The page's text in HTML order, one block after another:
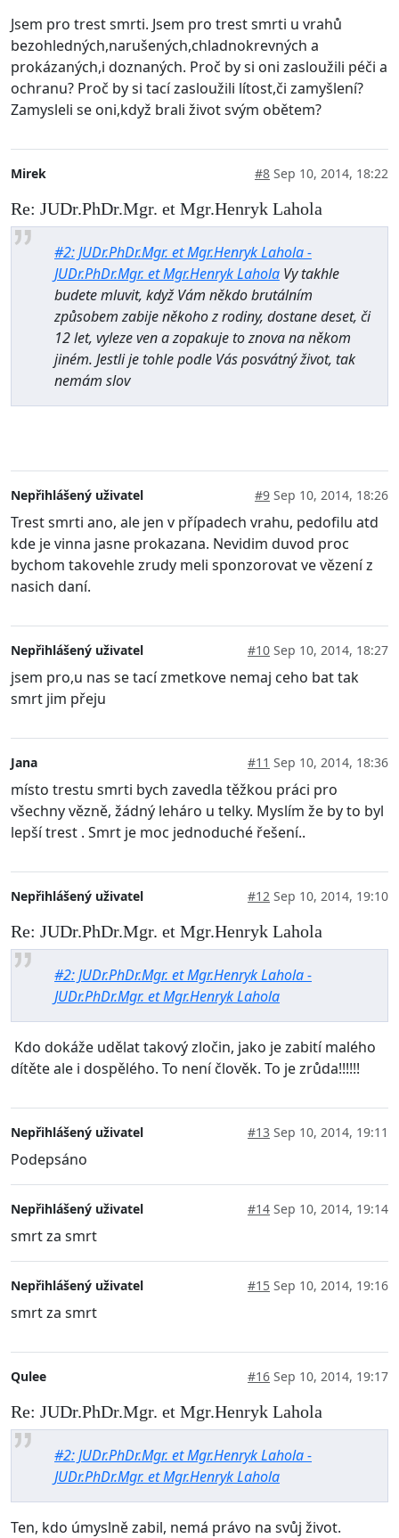
Jsem pro trest smrti. Jsem pro trest smrti u vrahů
bezohledných,narušených,chladnokrevných a
prokázaných,i doznaných. Proč by si oni zasloužili péči a
ochranu? Proč by si tací zasloužili lítost,či zamyšlení?
Zamysleli se oni,když brali život svým obětem?
Mirek #8 Sep 10, 2014, 18:22
Re: JUDr.PhDr.Mgr. et Mgr.Henryk Lahola
#2: JUDr.PhDr.Mgr. et Mgr.Henryk Lahola -
JUDr.PhDr.Mgr. et Mgr.Henryk Lahola Vy takhle
budete mluvit, když Vám někdo brutálním
způsobem zabije někoho z rodiny, dostane deset, či
12 let, vyleze ven a zopakuje to znova na někom
jiném. Jestli je tohle podle Vás posvátný život, tak
nemám slov
Nepřihlášený uživatel #9 Sep 10, 2014, 18:26
Trest smrti ano, ale jen v případech vrahu, pedofilu atd
kde je vinna jasne prokazana. Nevidim duvod proc
bychom takovehle zrudy meli sponzorovat ve vězení z
nasich daní.
Nepřihlášený uživatel #10 Sep 10, 2014, 18:27
jsem pro,u nas se tací zmetkove nemaj ceho bat tak
smrt jim přeju
Jana #11 Sep 10, 2014, 18:36
místo trestu smrti bych zavedla těžkou práci pro
všechny vězně, žádný leháro u telky. Myslím že by to byl
lepší trest . Smrt je moc jednoduché řešení..
Nepřihlášený uživatel #12 Sep 10, 2014, 19:10
Re: JUDr.PhDr.Mgr. et Mgr.Henryk Lahola
#2: JUDr.PhDr.Mgr. et Mgr.Henryk Lahola -
JUDr.PhDr.Mgr. et Mgr.Henryk Lahola
Kdo dokáže udělat takový zločin, jako je zabití malého
dítěte ale i dospělého. To není člověk. To je zrůda!!!!!!
Nepřihlášený uživatel #13 Sep 10, 2014, 19:11
Podepsáno
Nepřihlášený uživatel #14 Sep 10, 2014, 19:14
smrt za smrt
Nepřihlášený uživatel #15 Sep 10, 2014, 19:16
smrt za smrt
Qulee #16 Sep 10, 2014, 19:17
Re: JUDr.PhDr.Mgr. et Mgr.Henryk Lahola
#2: JUDr.PhDr.Mgr. et Mgr.Henryk Lahola -
JUDr.PhDr.Mgr. et Mgr.Henryk Lahola
Ten, kdo úmyslně zabil, nemá právo na svůj život.